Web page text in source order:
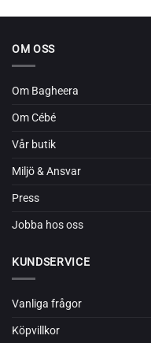
OM OSS
Om Bagheera
Om Cébé
Vår butik
Miljö & Ansvar
Press
Jobba hos oss
KUNDSERVICE
Vanliga frågor
Köpvillkor